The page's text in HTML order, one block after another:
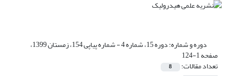
دوره و شماره: دوره 15، شماره 4 - شماره پیاپی 154، زمستان 1399،
صفحه 1-124
تعداد مقالات: 8